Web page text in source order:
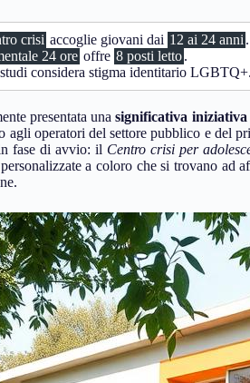
crisi accoglie giovani dai 12 ai 24 anni .
24 ore offre 8 posti letto.
considera stigma identitario LGBTQ+.
presentata unasignificativa iniziativa
agli operatori del settore pubblico e del
fase di avvio: il Centro crisi per
a coloro che si trovano ad